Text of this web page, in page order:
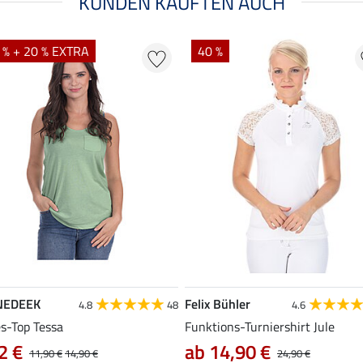
+ 20 % EXTRA
4.8 48
Top Tessa
11,90 €14,90 €
€
40 %
Felix Bühler 4.6
Funktions-Turniershirt Jule
24,90 €
ab 14,90 €